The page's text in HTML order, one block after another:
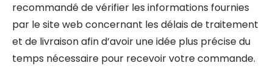
recommandé de vérifier les informations fournies
par le site web concernant les délais de traitement
et de livraison afin d’avoir une idée plus précise du
temps nécessaire pour recevoir votre commande.